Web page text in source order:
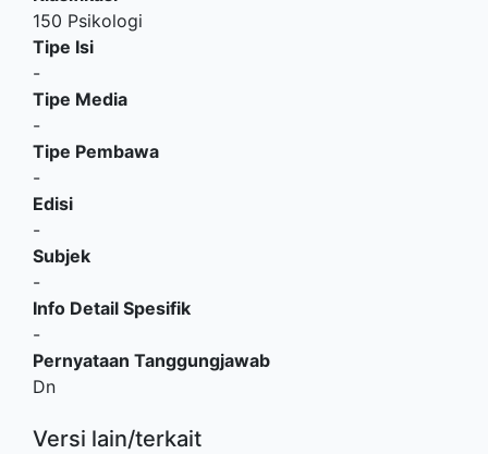
150 Psikologi
Tipe Isi
-
Tipe Media
-
Tipe Pembawa
-
Edisi
-
Subjek
-
Info Detail Spesifik
-
Pernyataan Tanggungjawab
Dn
Versi lain/terkait